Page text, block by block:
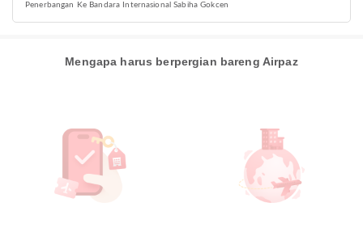
Penerbangan Ke Bandara Internasional Sabiha Gokcen
Mengapa harus berpergian bareng Airpaz